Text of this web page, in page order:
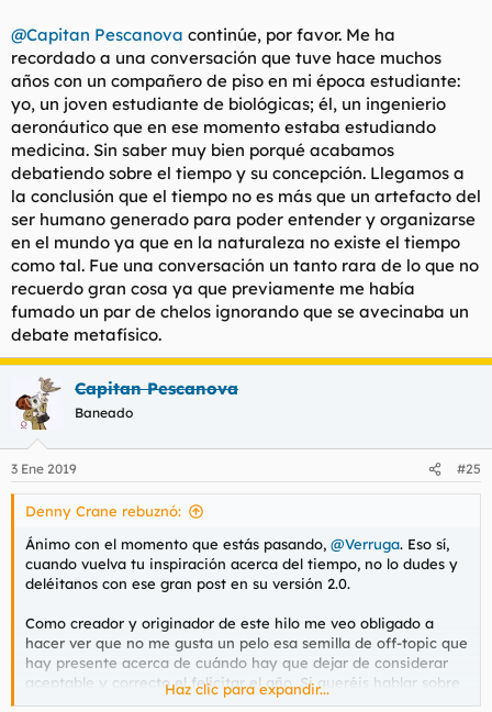
@Capitan Pescanova continúe, por favor. Me ha
recordado a una conversación que tuve hace muchos
años con un compañero de piso en mi época estudiante:
yo, un joven estudiante de biológicas; él, un ingenierio
aeronáutico que en ese momento estaba estudiando
medicina. Sin saber muy bien porqué acabamos
debatiendo sobre el tiempo y su concepción. Llegamos a
la conclusión que el tiempo no es más que un artefacto del
ser humano generado para poder entender y organizarse
en el mundo ya que en la naturaleza no existe el tiempo
como tal. Fue una conversación un tanto rara de lo que no
recuerdo gran cosa ya que previamente me había
fumado un par de chelos ignorando que se avecinaba un
debate metafísico.
Capitan Pescanova
Baneado
3 Ene 2019 #25
Denny Crane rebuznó:
Ánimo con el momento que estás pasando, @Verruga. Eso sí,
cuando vuelva tu inspiración acerca del tiempo, no lo dudes y
deléitanos con ese gran post en su versión 2.0.
Como creador y originador de este hilo me veo obligado a
hacer ver que no me gusta un pelo esa semilla de off-topic que
hay presente acerca de cuándo hay que dejar de considerar
aceptable y correcto el felicitar el año. Si queréis hablar sobre
eso, abrid un hilo al respecto. Que luego los mods y admins se
Haz clic para expandir...